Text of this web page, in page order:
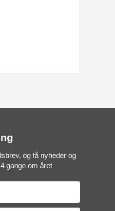
og få nyheder og
gange om året